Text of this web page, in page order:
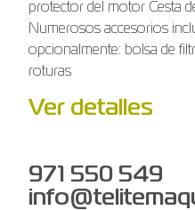
protector del motor Cesta
Numerosos accesorios
opcionalmente: bolsa de
roturas
Ver detalles
971 550 549